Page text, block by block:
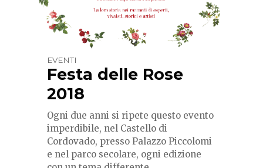
EVENTI
Festa delle Rose
2018
Ogni due anni si ripete questo evento
imperdibile, nel Castello di
Cordovado, presso Palazzo Piccolomi
e nel parco secolare, ogni edizione